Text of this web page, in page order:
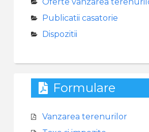
Publicatii casatorie
Dispozitii
Formulare
Vanzarea terenurilor